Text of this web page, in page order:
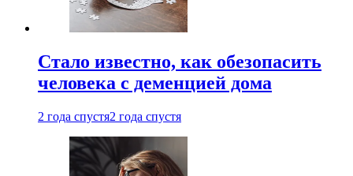
Стало известно, как обезопасить
человека с деменцией дома
2 года спустя2 года спустя